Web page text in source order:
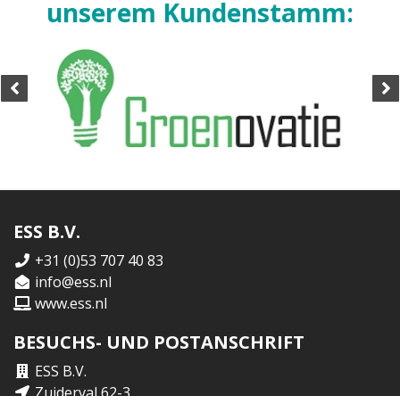
unserem Kundenstamm:
ESS B.V.
+31 (0)53 707 40 83
info@ess.nl
www.ess.nl
BESUCHS- UND POSTANSCHRIFT
ESS B.V.